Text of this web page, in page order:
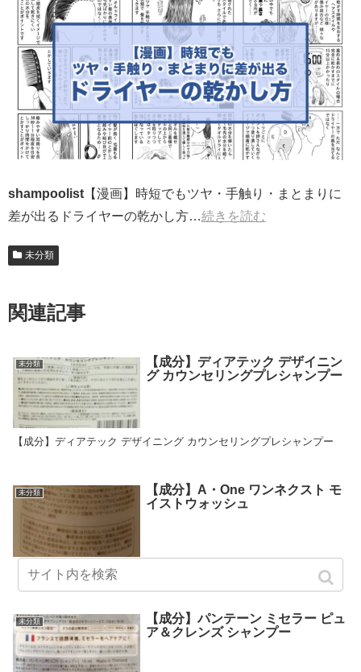
shampoolist 【漫画】時短でもツヤ・手触り・まとまりに
差が出るドライヤーの乾かし方…続きを読む
未分類
関連記事
未分類
【成分】ディアテック デザイニン
グ カウンセリングプレシャンプー
【成分】ディアテック デザイニング カウンセリングプレシャンプー
未分類
【成分】A・One ワンネクスト モ
イストウォッシュ
【成分】A・One ワンネクスト モイストウォッシュ
未分類
【成分】パンテーン ミセラー ピュ
ア＆クレンズ シャンプー